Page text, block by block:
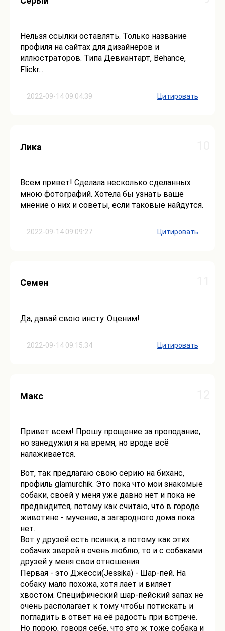
2022-09-14 09:04:39
Нельзя ссылки оставлять. Только название
профиля на сайтах для дизайнеров и
иллюстраторов. Типа Девиантарт, Behance,
Flickr...
Цитировать
2022-09-14 09:09:27
Лика
Всем привет! Сделала несколько сделанных
мною фотографий. Хотела бы узнать ваше
мнение о них и советы, если таковые найдутся.
Цитировать
2022-09-14 09:15:34
Семен
Да, давай свою инсту. Оценим!
Цитировать
Макс
Привет всем! Прошу прощение за проподание,
но занедужил я на время, но вроде всё
налаживается.
Вот, так предлагаю свою серию на биханс,
профиль glamurchik. Это пока что мои знакомые
собаки, своей у меня уже давно нет и пока не
предвидится, потому как считаю, что в городе
животине - мучение, а загародного дома пока
нет.
Вот у друзей есть псинки, а потому как этих
собачих зверей я очень люблю, то и с собаками
друзей у меня свои отношения.
Первая - это Джесси(Jessika) - Шар-пей. На
собаку мало поxожа, хотя лает и виляет
хвостом. Специфический шар-пейский запах не
очень располагает к тому чтобы потискать и
погладить в ответ на её радость при встрече.
Но порою, говоря себе, что это ж тоже собака и